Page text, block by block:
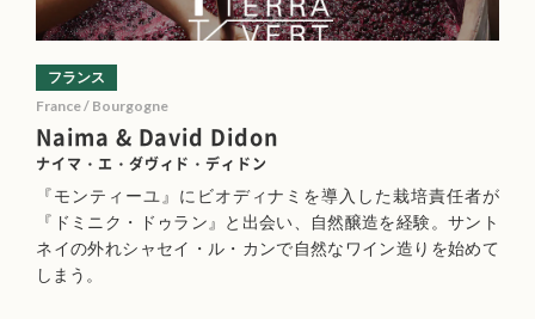
Naima & David Didon
ナイマ・エ・ダヴィド・ディドン
フランス
France / Bourgogne
『モンティーユ』にビオディナミを導入した栽培責任者が
『ドミニク・ドゥラン』と出会い、自然醸造を経験。サント
ネイの外れシャセイ・ル・カンで自然なワイン造りを始めて
しまう。